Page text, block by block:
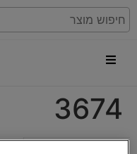
3674